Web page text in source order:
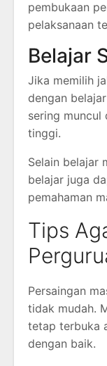
pembukaan
pelaksanaan
Belajar
Jika memilih
dengan
sering muncul
tinggi.
Selain belajar
belajar juga
pemahaman
Tips
Persaingan
tidak mudah.
tetap terbuka
dengan baik.